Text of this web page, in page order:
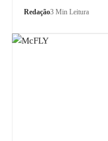
Redação3 Min Leitura